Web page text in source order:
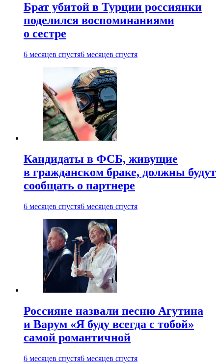
Брат убитой в Турции россиянки
поделился воспоминаниями
о сестре
6 месяцев спустя6 месяцев спустя
Кандидаты в ФСБ, живущие
в гражданском браке, должны будут
сообщать о партнере
6 месяцев спустя6 месяцев спустя
Россияне назвали песню Агутина
и Варум «Я буду всегда с тобой»
самой романтичной
6 месяцев спустя6 месяцев спустя